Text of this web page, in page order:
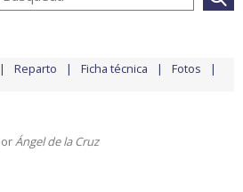
Reparto Ficha técnica Fotos
Ángel de la Cruz